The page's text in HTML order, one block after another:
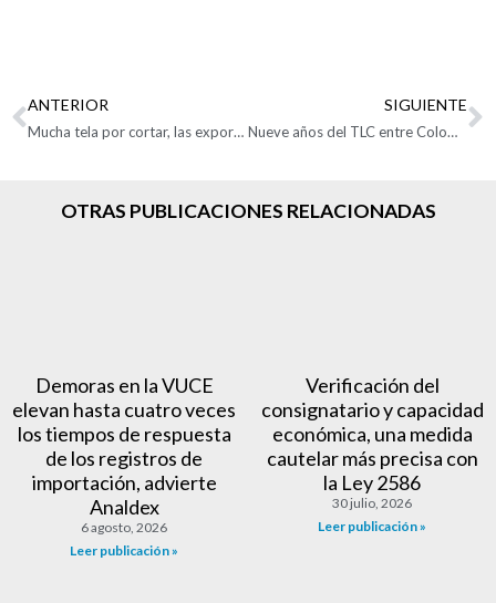
ANTERIOR
Mucha tela por cortar, las exportaciones colombianas de moda crecieron 2,7% a mayo de este año
SIGUIENTE
Nueve años del TLC entre Colombia y Corea del Sur
OTRAS PUBLICACIONES RELACIONADAS
Demoras en la VUCE
elevan hasta cuatro veces
los tiempos de respuesta
de los registros de
importación, advierte
Analdex
6 agosto, 2026
Leer publicación »
Verificación del
consignatario y capacidad
económica, una medida
cautelar más precisa con
la Ley 2586
30 julio, 2026
Leer publicación »